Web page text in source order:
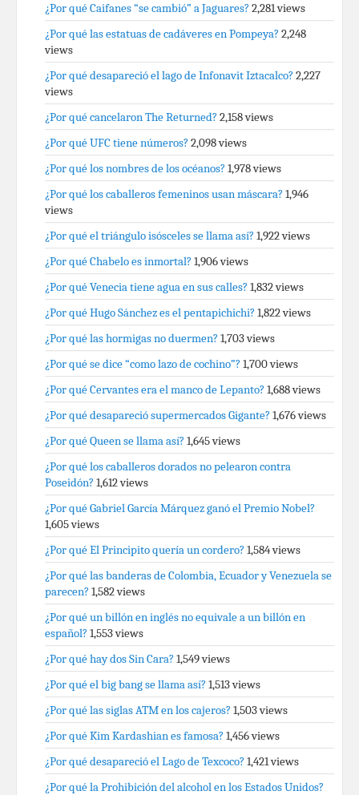
¿Por qué Caifanes “se cambió” a Jaguares? 2,281 views
¿Por qué las estatuas de cadáveres en Pompeya? 2,248
views
¿Por qué desapareció el lago de Infonavit Iztacalco? 2,227
views
¿Por qué cancelaron The Returned? 2,158 views
¿Por qué UFC tiene números? 2,098 views
¿Por qué los nombres de los océanos? 1,978 views
¿Por qué los caballeros femeninos usan máscara? 1,946
views
¿Por qué el triángulo isósceles se llama así? 1,922 views
¿Por qué Chabelo es inmortal? 1,906 views
¿Por qué Venecia tiene agua en sus calles? 1,832 views
¿Por qué Hugo Sánchez es el pentapichichi? 1,822 views
¿Por qué las hormigas no duermen? 1,703 views
¿Por qué se dice “como lazo de cochino”? 1,700 views
¿Por qué Cervantes era el manco de Lepanto? 1,688 views
¿Por qué desapareció supermercados Gigante? 1,676 views
¿Por qué Queen se llama así? 1,645 views
¿Por qué los caballeros dorados no pelearon contra
Poseidón? 1,612 views
¿Por qué Gabriel García Márquez ganó el Premio Nobel?
1,605 views
¿Por qué El Principito quería un cordero? 1,584 views
¿Por qué las banderas de Colombia, Ecuador y Venezuela se
parecen? 1,582 views
¿Por qué un billón en inglés no equivale a un billón en
español? 1,553 views
¿Por qué hay dos Sin Cara? 1,549 views
¿Por qué el big bang se llama así? 1,513 views
¿Por qué las siglas ATM en los cajeros? 1,503 views
¿Por qué Kim Kardashian es famosa? 1,456 views
¿Por qué desapareció el Lago de Texcoco? 1,421 views
¿Por qué la Prohibición del alcohol en los Estados Unidos?